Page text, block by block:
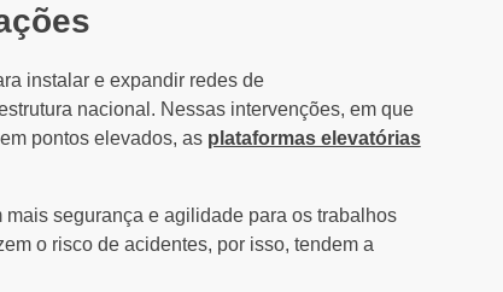
instalar e expandir redes de
nacional. Nessas intervenções, em que
pontos elevados, as plataformas elevatórias
segurança e agilidade para os trabalhos
o risco de acidentes, por isso, tendem a